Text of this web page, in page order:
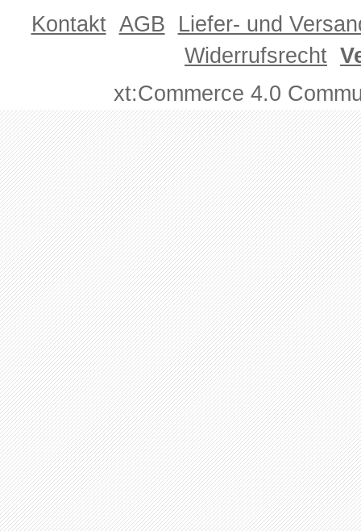
Kontakt AGB
Liefer- und
Widerrufsrecht
xt:Commerce 4.0